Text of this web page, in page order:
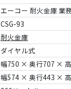
エーコー 耐火金庫 業
CSG-93
耐火金庫
ダイヤル式
幅750 × 奥行707 ×
幅574 × 奥行443 ×